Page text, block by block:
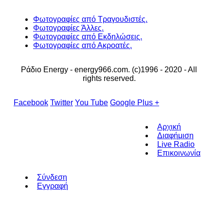
Φωτογραφίες από Τραγουδιστές.
Φωτογραφίες Άλλες.
Φωτογραφίες από Εκδηλώσεις.
Φωτογραφίες από Ακροατές.
Ράδιο Energy - energy966.com. (c)1996 - 2020 - All
rights reserved.
Facebook Twitter You Tube Google Plus +
Αρχική
Διαφήμιση
Live Radio
Επικοινωνία
Σύνδεση
Εγγραφή